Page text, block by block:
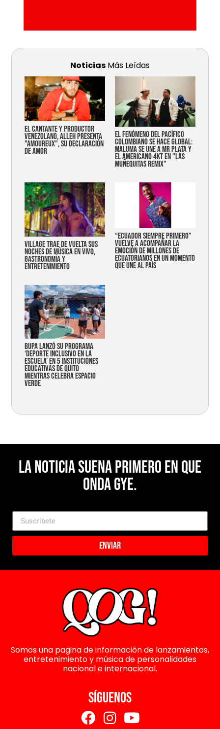
Noticias Más Leídas
EL CANTANTE Y PRODUCTOR
VENEZOLANO, ALLEH PRESENTA
"AMOUREUX", SU DECLARACIÓN
DE AMOR
EL FENÓMENO DEL PACÍFICO
COLOMBIANO SE HACE GLOBAL:
MALUMA SE UNE A MR PLATA Y
EL AMERICANO 4KT EN "LAS
MUÑEQUITAS REMIX"
Village trae de vuelta sus
noches de música en vivo,
gastronomía y
entretenimiento
“Ecuador siempre primero”
vuelve a acompañar la
emoción de millones de
ecuatorianos en un momento
que une al país
Bupa lanzó su programa
‘Deporte Inclusivo en la
Escuela’ en 5 instituciones
educativas de Quito
mientras celebra espacio
verde
La noticia suena primero en Que
Onda Gye.
Enviar
Somos una pagina de información de lanzamientos,
entretenimiento y música de personalidades
nacional e internacional.
SÍGUENOS